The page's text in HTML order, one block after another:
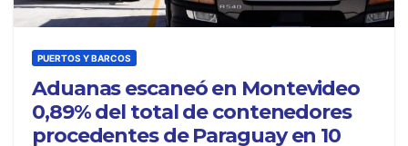
PUERTOS Y BARCOS
Aduanas escaneó en Montevideo
0,89% del total de contenedores
procedentes de Paraguay en 10